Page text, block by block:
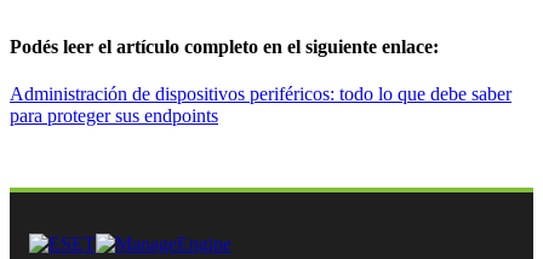
Podés leer el artículo completo en el siguiente enlace:
Administración de dispositivos periféricos: todo lo que debe saber
para proteger sus endpoints